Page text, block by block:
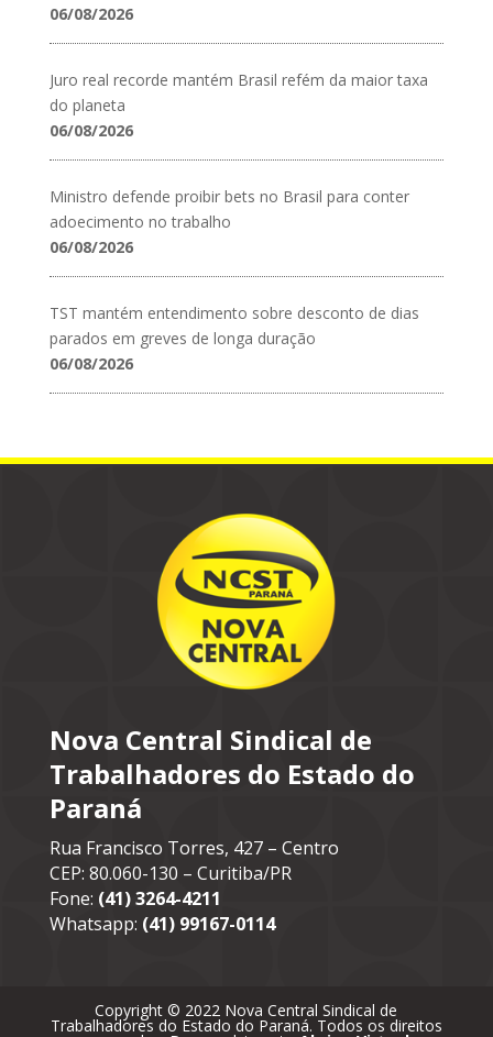
06/08/2026
Juro real recorde mantém Brasil refém da maior taxa
do planeta
06/08/2026
Ministro defende proibir bets no Brasil para conter
adoecimento no trabalho
06/08/2026
TST mantém entendimento sobre desconto de dias
parados em greves de longa duração
06/08/2026
Nova Central Sindical de
Trabalhadores do Estado do
Paraná
Rua Francisco Torres, 427 – Centro
CEP: 80.060-130 – Curitiba/PR
Fone: (41) 3264-4211
Whatsapp: (41) 99167-0114
Copyright © 2022 Nova Central Sindical de
Trabalhadores do Estado do Paraná. Todos os direitos